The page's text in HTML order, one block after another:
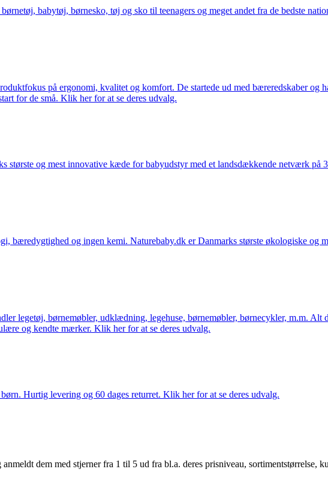
babytøj, børnesko, tøj og sko til teenagers og meget andet fra de bedste
på ergonomi, kvalitet og komfort. De startede ud med bæreredskaber og
for de små. Klik her for at se deres udvalg.
største og mest innovative kæde for babyudstyr med et landsdækkende netværk
bæredygtighed og ingen kemi. Naturebaby.dk er Danmarks største økologiske
legetøj, børnemøbler, udklædning, legehuse, børnemøbler, børnecykler, m.m.
og kendte mærker. Klik her for at se deres udvalg.
Hurtig levering og 60 dages returret. Klik her for at se deres udvalg.
dem med stjerner fra 1 til 5 ud fra bl.a. deres prisniveau, sortimentstørrelse,